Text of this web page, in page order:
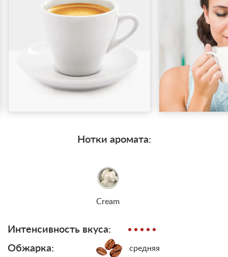
Нотки аромата:
Cream
Интенсивность вкуса:
Обжарка:
средняя